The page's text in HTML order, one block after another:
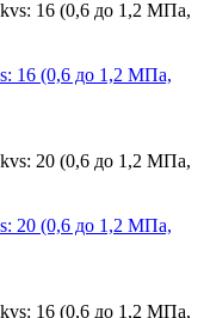
16 (0,6 до 1,2 МПа,
20 (0,6 до 1,2 МПа,